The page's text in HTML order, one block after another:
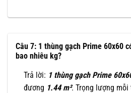
Câu 7: 1 thùng gạch Prime 60x60
bao nhiêu kg?
Trả lời: 1 thùng gạch Prime
đương 1.44 m². Trọng lượng mỗi